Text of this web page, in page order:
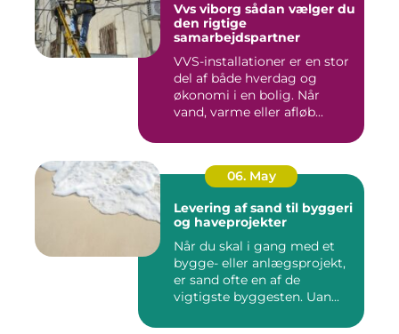
Vvs viborg sådan vælger du
den rigtige
samarbejdspartner
VVS-installationer er en stor
del af både hverdag og
økonomi i en bolig. Når
vand, varme eller afløb...
06. May
Levering af sand til byggeri
og haveprojekter
Når du skal i gang med et
bygge- eller anlægsprojekt,
er sand ofte en af de
vigtigste byggesten. Uan...